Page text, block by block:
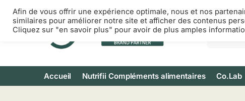
Accueil Nutrifii Compléments alimentaires Co.Lab
Afin de vous offrir une expérience optimale, nous et nos
similaires pour améliorer notre site et afficher des contenus
Cliquez sur "en savoir plus" pour avoir de plus amples